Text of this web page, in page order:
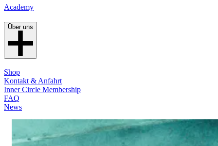
Academy
Über uns
Shop
Kontakt & Anfahrt
Inner Circle Membership
FAQ
News